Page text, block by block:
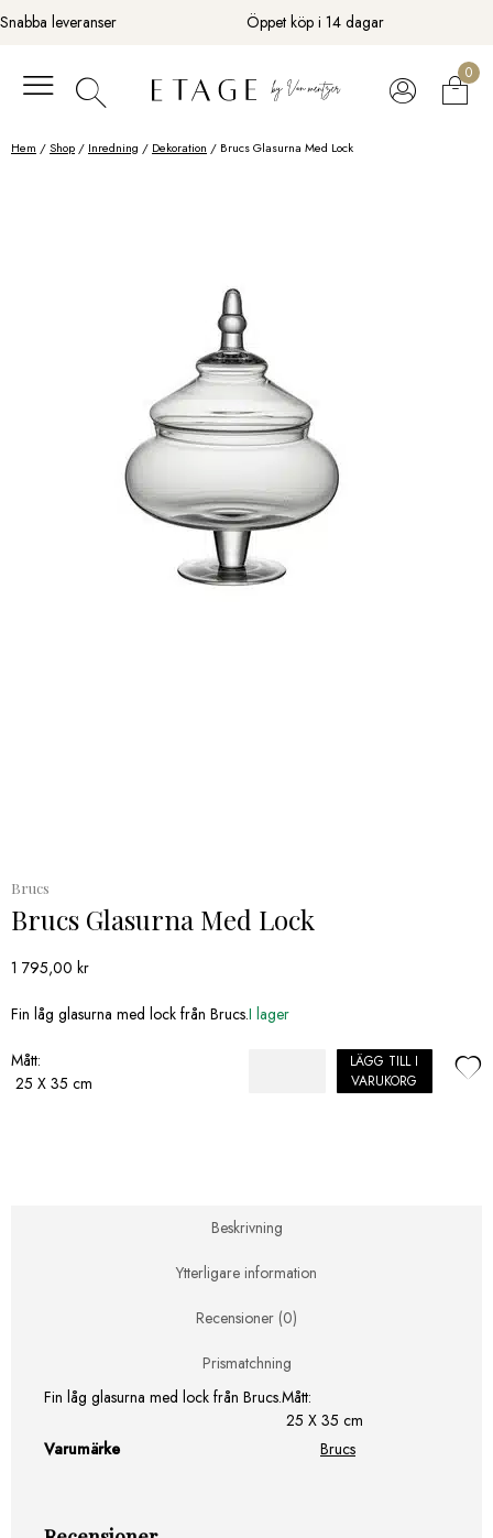
Fortsätt
till
Snabba leveranser Öppet köp i 14 dagar
0
Hem /Shop / Inredning / Dekoration / Brucs Glasurna Med Lock
Brucs
Brucs Glasurna Med Lock
1 795,00 kr
Fin låg glasurna med lock från Brucs.
Mått:
25 X 35 cm
I lager
LÄGG TILL I
VARUKORG
Beskrivning
Ytterligare information
Recensioner (0)
Prismatchning
Fin låg glasurna med lock från Brucs.Mått:
25 X 35 cm
Varumärke
Brucs